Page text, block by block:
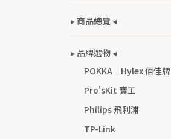
▸ 商品總覽 ◂
▸ 品牌選物 ◂
POKKA｜Hylex 佰佳牌
Pro'sKit 寶工
Philips 飛利浦
TP-Link